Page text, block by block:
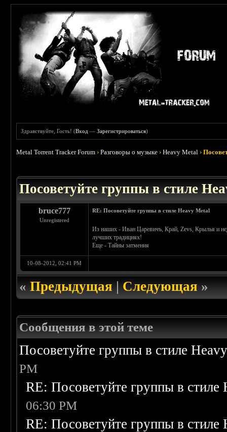
Здравствуйте, Гость! (Вход —Зарегистрироваться)
Metal Torrent Tracker Forum ›Разговоры о музыке ›Heavy Metal ›
Посоветуйте группы в стиле
bruce777
Unregistered
RE: Посоветуйте группы в стиле Heavy Metal
Из наших - Иван Царевичъ, Край, Zevs, Крылья и
лучших традициях!
Еще - Тайны затмения
10-08-2012, 02:41 PM
«Предыдущая|Следующая»
Сообщения в этой теме
Посоветуйте группы в стиле
PM
RE: Посоветуйте группы в стиле
06:30 PM
RE: Посоветуйте группы в стиле